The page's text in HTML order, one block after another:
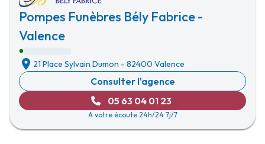
Pompes Funèbres Bély Fabrice -
Valence
21 Place Sylvain Dumon - 82400 Valence
Consulter l'agence
05 63 04 01 23
A votre écoute 24h/24 7j/7